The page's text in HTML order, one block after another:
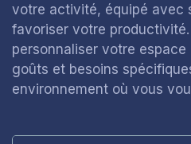
votre activité, équipé avec
favoriser votre
personnaliser votre
goûts et besoins
environnement où vous